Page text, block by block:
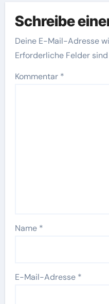
Schreibe
Deine E-Mail-Adresse
Erforderliche Felder
Kommentar *
Name *
E-Mail-Adresse *